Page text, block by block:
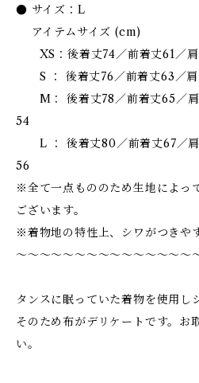
● サイズ：L
アイテムサイズ (cm)
XS：後着丈74／前着丈61／肩
S ： 後着丈76／前着丈63／肩
M： 後着丈78／前着丈65／肩
54
L ： 後着丈80／前着丈67／肩
56
※全て一点もののため生地によっ
ございます。
※着物地の特性上、シワがつきや
〜〜〜〜〜〜〜〜〜〜〜〜〜〜〜
タンスに眠っていた着物を使用し
そのため布がデリケートです。お
い。